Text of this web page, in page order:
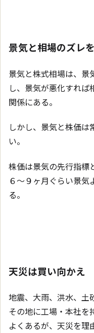
景気と相場のズレ
景気と株式相場は、景
し、景気が悪化すれ
関係にある。
しかし、景気と株価
い。
株価は景気の先行指標
６〜９ヶ月ぐらい景
る。
天災は買い向かえ
地震、大雨、洪水、土
その地に工場・本社を
よくあるが、天災を理